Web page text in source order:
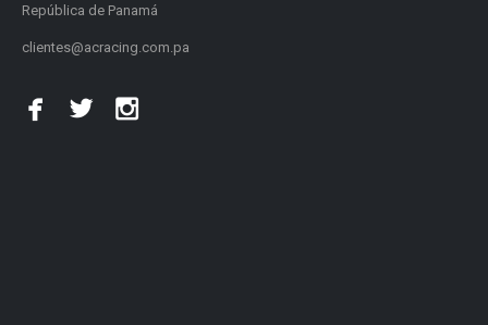
República de Panamá
clientes@acracing.com.pa